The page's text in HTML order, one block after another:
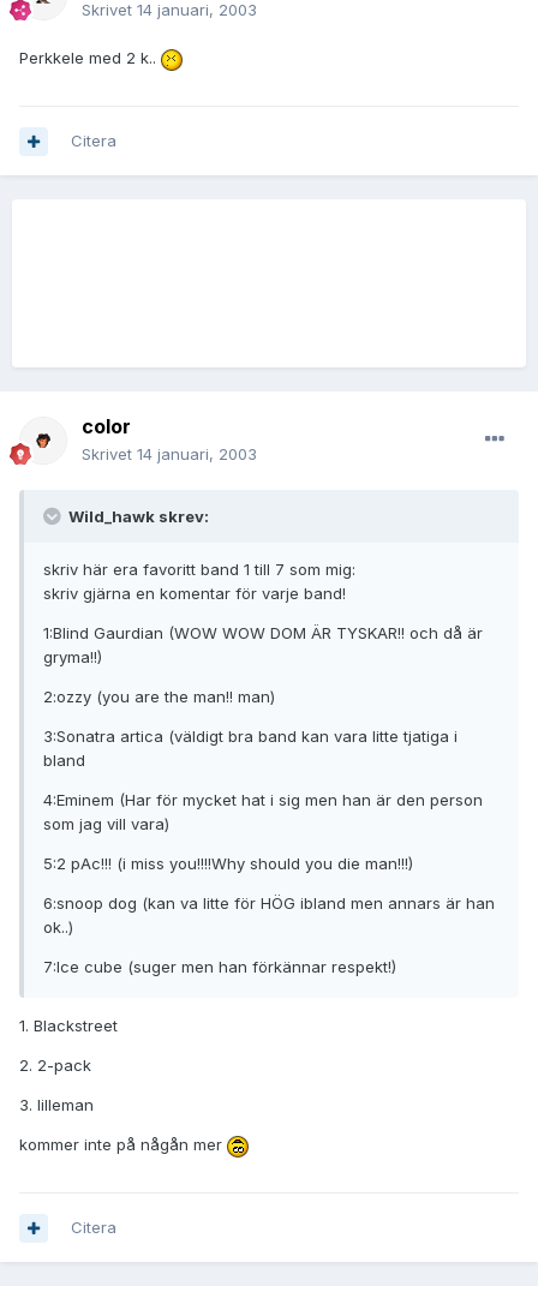
Skrivet 14 januari, 2003
Perkkele med 2 k..
Citera
color
Skrivet 14 januari, 2003
Wild_hawk skrev:
skriv här era favoritt band 1 till 7 som mig:
skriv gjärna en komentar för varje band!
1:Blind Gaurdian (WOW WOW DOM ÄR TYSKAR!! och då är
gryma!!)
2:ozzy (you are the man!! man)
3:Sonatra artica (väldigt bra band kan vara litte tjatiga i
bland
4:Eminem (Har för mycket hat i sig men han är den person
som jag vill vara)
5:2 pAc!!! (i miss you!!!!Why should you die man!!!)
6:snoop dog (kan va litte för HÖG ibland men annars är han
ok..)
7:Ice cube (suger men han förkännar respekt!)
1. Blackstreet
2. 2-pack
3. lilleman
kommer inte på någån mer
Citera